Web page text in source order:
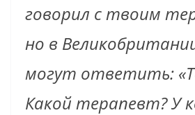
говорил с твоим
но в
могут ответить:
Какой терапевт? У